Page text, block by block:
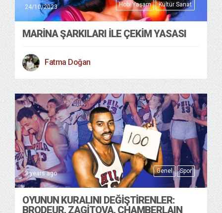
Hobi Yaşam Kültür Sanat
24/10/2023
MARINA ŞARKILARI ILE ÇEKIM YASASI
Fatma Doğan
Genel Spor
3 years ago
OYUNUN KURALINI DEĞİŞTİRENLER:
BRODEUR, ZAGİTOVA, CHAMBERLAIN